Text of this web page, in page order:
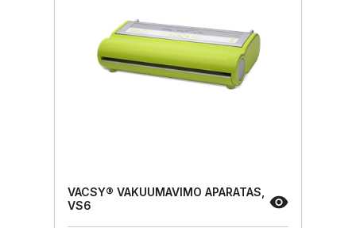
VACSY® VAKUUMAVIMO APARATAS,
VS6